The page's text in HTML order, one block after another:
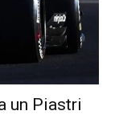
un Piastri